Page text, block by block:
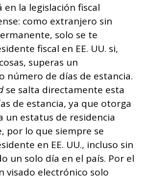
en la legislación fiscal
como extranjero sin
solo se te
fiscal en EE. UU. si,
superas un
número de días de estancia.
se salta directamente esta
de estancia, ya que otorga
un estatus de residencia
por lo que siempre se
en EE. UU., incluso sin
un solo día en el país. Por el
visado electrónico solo